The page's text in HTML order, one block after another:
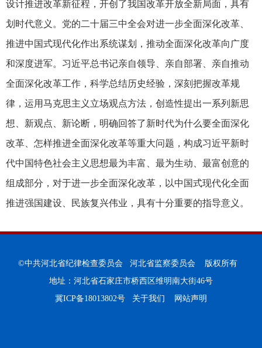
设计推进改革新征程，开创了我国改革开放全新局面，具有
划时代意义。党的二十届三中全会对进一步全面深化改革、
推进中国式现代化作出系统谋划，推动全面深化改革向广度
和深度进军。习近平总书记亲自领导、亲自部署、亲自推动
全面深化改革工作，科学总结历史经验，深刻把握改革规
律，运用马克思主义立场观点方法，创造性提出一系列新思
想、新观点、新论断，明确回答了新时代为什么要全面深化
改革、怎样推进全面深化改革等重大问题，构成习近平新时
代中国特色社会主义思想最为丰富、最为生动、最富创意的
组成部分，对于进一步全面深化改革，以中国式现代化全面
推进强国建设、民族复兴伟业，具有十分重要的指导意义。
©中共河北省纪律检查委员会 河北省监察委员会 版权所有
地址：河北省石家庄市桥西区维明南大街46号
冀ICP备18013802号
关于我们 网站声明